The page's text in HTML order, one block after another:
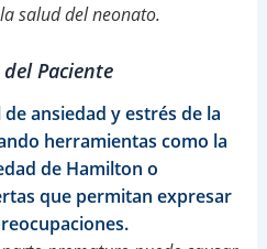
salud del neonato.
Paciente
ansiedad y estrés de la
herramientas como la
de Hamilton o
que permitan expresar